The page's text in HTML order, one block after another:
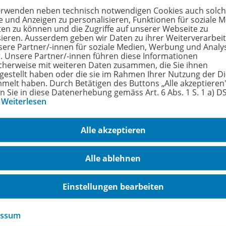
Holzrahmen wird aus natürlichen Holzmaterialien
Papier.
Sie mehr über die Reihe
LeMo - Lernen & Motorik
Kartensatz Farben und Formen
ab 3 Jahren
neben technisch notwendigen Cookies auch
und Anzeigen zu personalisieren, Funktionen für soziale
zu können und die Zugriffe auf unserer Webseite zu
Ausserdem geben wir Daten zu ihrer
Partner/-innen für soziale Medien, Werbung und
Unsere Partner/-innen führen diese Informationen
mit weiteren Daten zusammen, die Sie ihnen
haben oder die sie im Rahmen Ihrer Nutzung der
haben. Durch Betätigen des Buttons „Alle
Sie in diese Datenerhebung gemäss Art. 6 Abs. 1 S. 1 a)
Weiterlesen
Alle akzeptieren
Alle ablehnen
Einstellungen bearbeiten